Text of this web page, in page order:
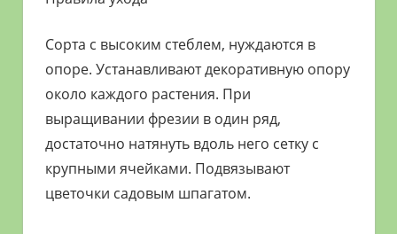
Сорта с высоким стеблем, нуждаются в
опоре. Устанавливают декоративную опору
около каждого растения. При
выращивании фрезии в один ряд,
достаточно натянуть вдоль него сетку с
крупными ячейками. Подвязывают
цветочки садовым шпагатом.